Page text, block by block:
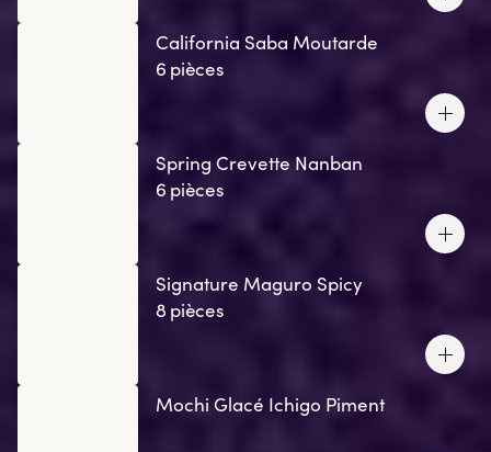
California Saba Moutarde
6 pièces
Spring Crevette Nanban
6 pièces
Signature Maguro Spicy
8 pièces
Mochi Glacé Ichigo Piment